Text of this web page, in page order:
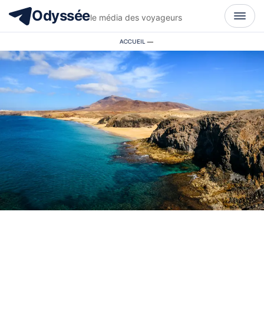
Odysséele média des voyageurs
ACCUEIL —